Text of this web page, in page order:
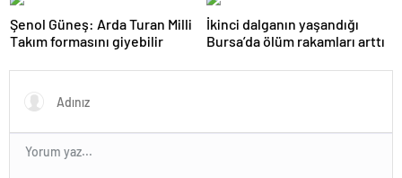
Şenol Güneş: Arda Turan Milli
Takım formasını giyebilir
İkinci dalganın yaşandığı
Bursa’da ölüm rakamları arttı